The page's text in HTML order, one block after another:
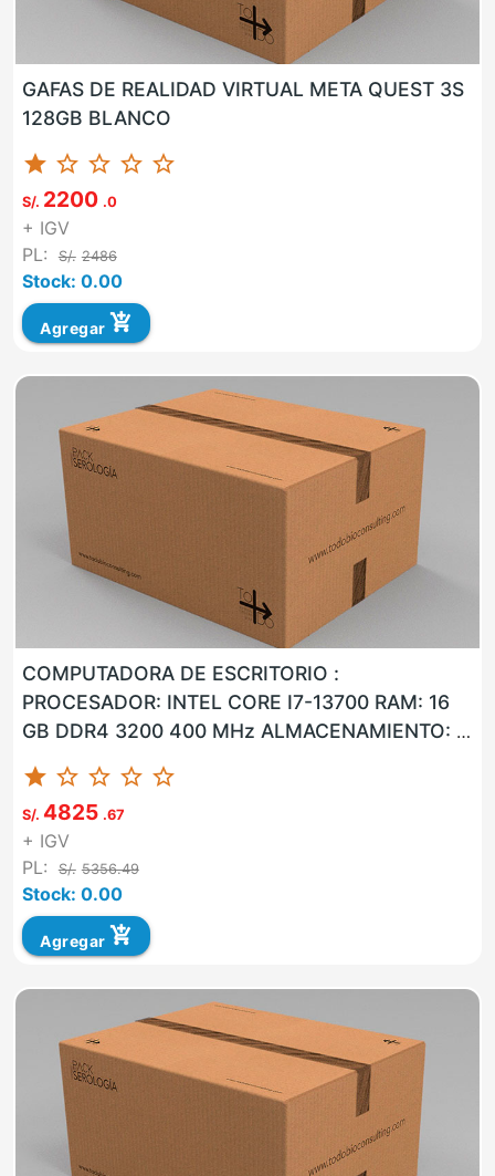
GAFAS DE REALIDAD VIRTUAL META QUEST 3S
128GB BLANCO
star star_border star_border star_border star_border
S/. 2200 .0
+ IGV
PL:
S/. 2486
Stock: 0.00
Agregar add_shopping_cart
COMPUTADORA DE ESCRITORIO :
PROCESADOR: INTEL CORE I7-13700 RAM: 16
GB DDR4 3200 400 MHz ALMACENAMIENTO: 1
TB M.2 SSD NVMe LAN: SI WLAN: SI USB: SI
VG...
star star_border star_border star_border star_border
S/. 4825 .67
+ IGV
PL:
S/. 5356.49
Stock: 0.00
Agregar add_shopping_cart